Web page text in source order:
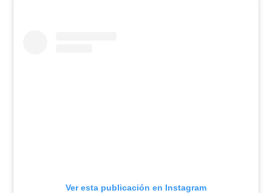
Ver esta publicación en Instagram